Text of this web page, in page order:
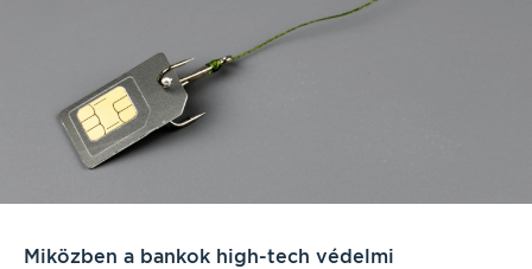
Miközben a bankok high-tech védelmi